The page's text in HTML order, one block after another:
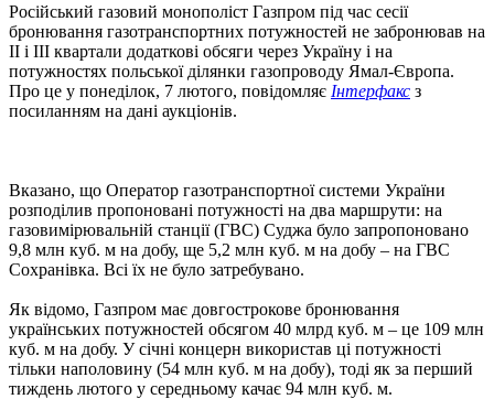
Російський газовий монополіст Газпром під час сесії
бронювання газотранспортних потужностей не забронював на
ІІ і ІІІ квартали додаткові обсяги через Україну і на
потужностях польської ділянки газопроводу Ямал-Європа.
Про це у понеділок, 7 лютого, повідомляє Інтерфакс з
посиланням на дані аукціонів.
Вказано, що Оператор газотранспортної системи України
розподілив пропоновані потужності на два маршрути: на
газовимірювальній станції (ГВС) Суджа було запропоновано
9,8 млн куб. м на добу, ще 5,2 млн куб. м на добу – на ГВС
Сохранівка. Всі їх не було затребувано.
Як відомо, Газпром має довгострокове бронювання
українських потужностей обсягом 40 млрд куб. м – це 109 млн
куб. м на добу. У січні концерн використав ці потужності
тільки наполовину (54 млн куб. м на добу), тоді як за перший
тиждень лютого у середньому качає 94 млн куб. м.